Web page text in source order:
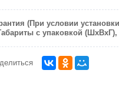
(При условии
с упаковкой